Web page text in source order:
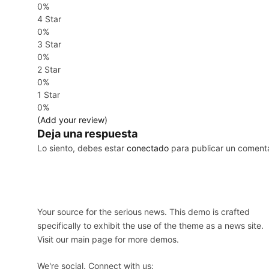
0%
4 Star
0%
3 Star
0%
2 Star
0%
1 Star
0%
(Add your review)
Deja una respuesta
Lo siento, debes estar conectado para publicar un
Your source for the serious news. This demo is crafted
specifically to exhibit the use of the theme as a news site.
Visit our main page for more demos.
We're social. Connect with us: